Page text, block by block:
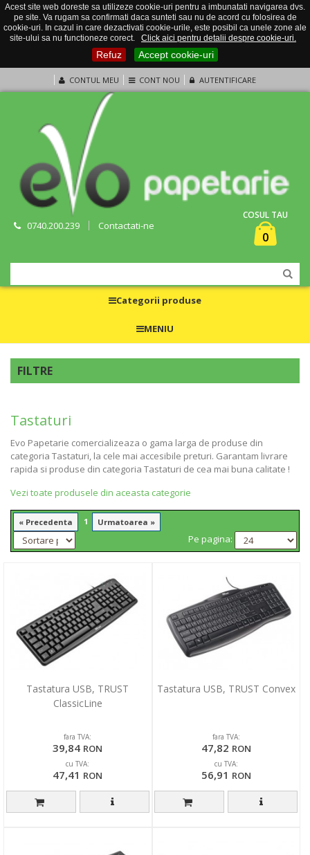
Acest site web doreste sa utilizeze cookie-uri pentru a imbunatati navigarea dvs.
pe site. Va rugam sa confirmati daca sunteti sau nu de acord cu folosirea de
cookie-uri. In cazul in care dezactivati cookie-urile, este posibil ca unele zone ale
site-ului sa nu functioneze corect.
Click aici pentru detalii despre cookie-uri.
Refuz Accept cookie-uri
CONTUL MEU CONT NOU AUTENTIFICARE
0740.200.239 Contactati-ne
COSUL TAU
0
Categorii produse
MENIU
FILTRE
Tastaturi
Evo Papetarie comercializeaza o gama larga de produse din
categoria Tastaturi, la cele mai accesibile preturi. Garantam livrare
rapida si produse din categoria Tastaturi de cea mai buna calitate !
Vezi toate produsele din aceasta categorie
« Precedenta 1 Urmatoarea »
Pe pagina:
Tastatura USB, TRUST
ClassicLine
fara TVA:
39,84 RON
cu TVA:
47,41 RON
Tastatura USB, TRUST Convex
fara TVA:
47,82 RON
cu TVA:
56,91 RON